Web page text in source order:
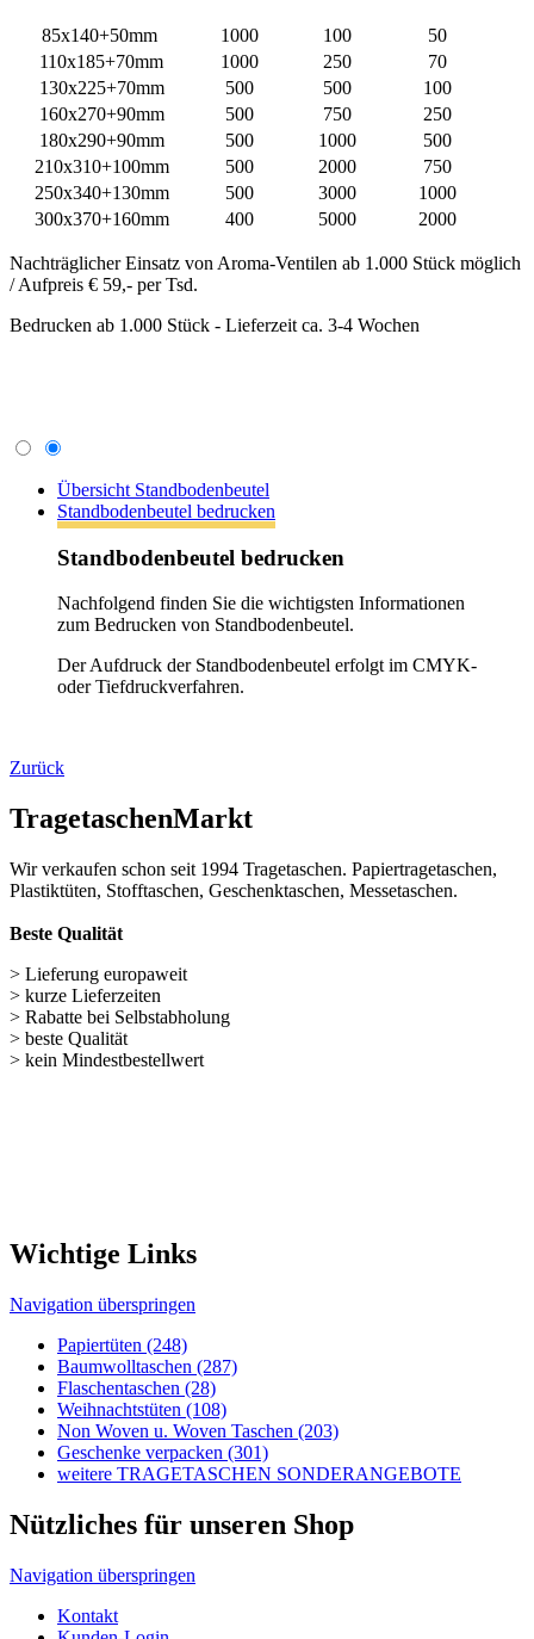
Übersicht Standbodenbeutel
Standbodenbeutel bedrucken
Standbodenbeutel bedrucken
Nachfolgend finden Sie die wichtigsten Informationen
Der Aufdruck der Standbodenbeutel erfolgt im CMYK-
TragetaschenMarkt
Wir verkaufen schon seit 1994 Tragetaschen. Papiertragetaschen,
Plastiktüten, Stofftaschen, Geschenktaschen, Messetaschen.
Beste Qualität
> Lieferung europaweit
> kurze Lieferzeiten
> Rabatte bei Selbstabholung
> beste Qualität
> kein Mindestbestellwert
Wichtige Links
Navigation überspringen
Papiertüten (248)
Baumwolltaschen (287)
Flaschentaschen (28)
Weihnachts­tüten (108)
Non Woven u. Woven Taschen (203)
Geschenke verpacken (301)
Kunden-Login
Newsletter bestellen
Sitemap
Rechtliches
Navigation überspringen
Impressum
Lieferungen-Zahlungsbedingungen